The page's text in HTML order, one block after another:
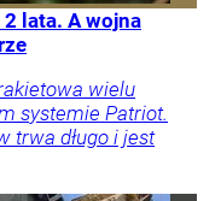
lata. A wojna
wielu
systemie Patriot.
trwa długo i jest